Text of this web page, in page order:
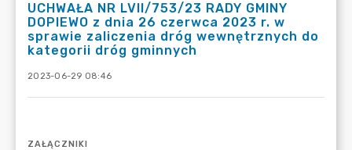
UCHWAŁA NR LVII/753/23 RADY GMINY
DOPIEWO z dnia 26 czerwca 2023 r. w
sprawie zaliczenia dróg wewnętrznych do
kategorii dróg gminnych
2023-06-29 08:46
ZAŁĄCZNIKI